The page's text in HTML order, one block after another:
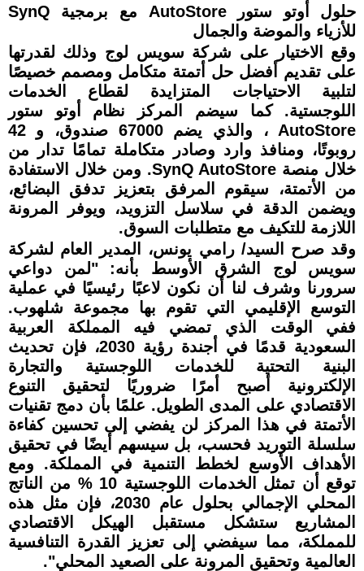
حلول أوتو ستور AutoStore مع برمجية SynQ
للأزياء والموضة والجمال
وقع الاختيار على شركة سويس لوج وذلك لقدرتها
على تقديم أفضل حل أتمتة متكامل ومصمم خصيصًا
لتلبية الاحتياجات المتزايدة لقطاع الخدمات
اللوجستية. كما سيضم المركز نظام أوتو ستور
AutoStore ، والذي يضم 67000 صندوق، و 42
روبوتًا، ومنافذ وارد وصادر متكاملة تمامًا تدار من
خلال منصة SynQ AutoStore. ومن خلال الاستفادة
من الأتمتة، سيقوم المرفق بتعزيز تدفق البضائع،
ويضمن الدقة في سلاسل التزويد، ويوفر المرونة
اللازمة للتكيف مع متطلبات السوق.
وقد صرح السيد/ رامي يونس، المدير العام لشركة
سويس لوج الشرق الأوسط بأنه: "لمن دواعي
سرورنا وشرف لنا أن نكون لاعبًا رئيسيًا في عملية
التوسع الإقليمي التي تقوم بها مجموعة شلهوب.
ففي الوقت الذي تمضي فيه المملكة العربية
السعودية قدمًا في أجندة رؤية 2030، فإن تحديث
البنية التحتية للخدمات اللوجستية والتجارة
الإلكترونية أصبح أمرًا ضروريًا لتحقيق التنوع
الاقتصادي على المدى الطويل. علمًا بأن دمج تقنيات
الأتمتة في هذا المركز لن يفضي إلى تحسين كفاءة
سلسلة التوريد فحسب، بل سيسهم أيضًا في تحقيق
الأهداف الأوسع لخطط التنمية في المملكة. ومع
توقع أن تمثل الخدمات اللوجستية 10 % من الناتج
المحلي الإجمالي بحلول عام 2030، فإن مثل هذه
المشاريع ستشكل مستقبل الهيكل الاقتصادي
للمملكة، مما سيفضي إلى تعزيز القدرة التنافسية
العالمية وتحقيق المرونة على الصعيد المحلي".